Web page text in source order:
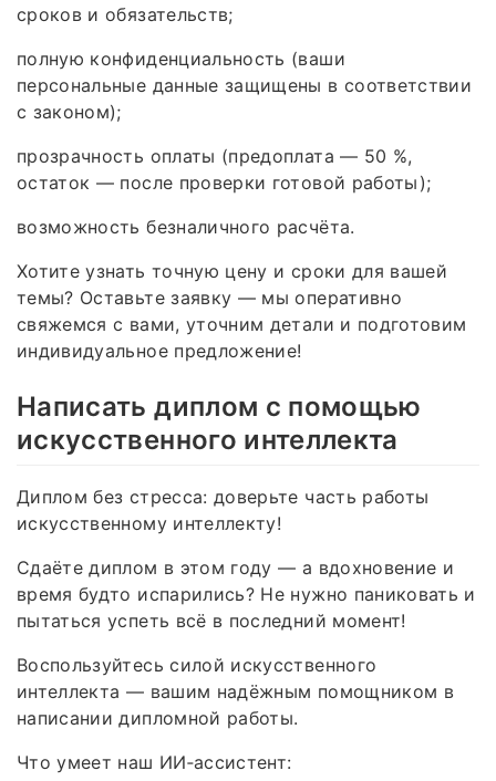
сроков и обязательств;
полную конфиденциальность (ваши
персональные данные защищены в соответствии
с законом);
прозрачность оплаты (предоплата — 50 %,
остаток — после проверки готовой работы);
возможность безналичного расчёта.
Хотите узнать точную цену и сроки для вашей
темы? Оставьте заявку — мы оперативно
свяжемся с вами, уточним детали и подготовим
индивидуальное предложение!
Написать диплом с помощью
искусственного интеллекта
Диплом без стресса: доверьте часть работы
искусственному интеллекту!
Сдаёте диплом в этом году — а вдохновение и
время будто испарились? Не нужно паниковать и
пытаться успеть всё в последний момент!
Воспользуйтесь силой искусственного
интеллекта — вашим надёжным помощником в
написании дипломной работы.
Что умеет наш ИИ‑ассистент: